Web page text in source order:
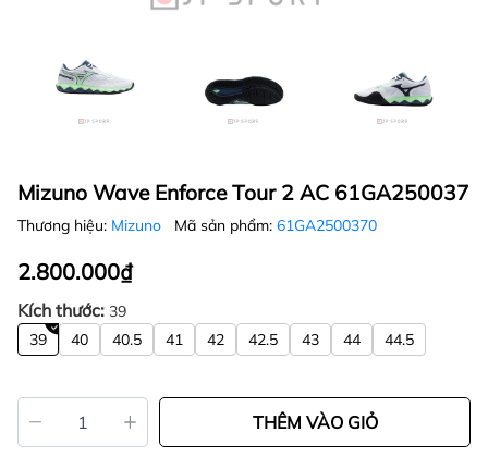
Mizuno Wave Enforce Tour 2 AC 61GA250037
Thương hiệu: Mizuno Mã sản phẩm: 61GA2500370
2.800.000₫
Kích thước: 39
39
40 40.5 41 42 42.5 43 44 44.5
THÊM VÀO GIỎ